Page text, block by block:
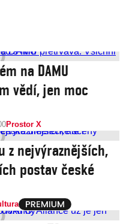
na DAMU
vědí, jen moc
Prostor X
z nejvýraznějších,
postav české